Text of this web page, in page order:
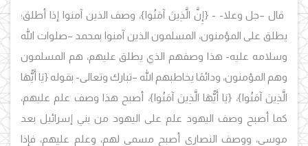
قال –جل وعلا- - {إِنَّ الَّذِينَ آمَنُوا}، وصف الذين آمنوا إذا أطلق؛
يطلق على المؤمنون، المسلمون الذين آمنوا بمحمد –صلوات الله
وسلامه عليه- هذا وصفهم الذي يطلق عليهم، هم المسلمون
وهم المؤمنون، ودائمًا يخاطبهم الله –تبارك وتعالى- بقوله {يَا أَيُّهَا
الَّذِينَ آمَنُوا}، {يَا أَيُّهَا الَّذِينَ آمَنُوا}، أصبح هذا وصف علم عليهم،
كما أصبح وصف اليهود علم على اليهود من بني إسرائيل بعد
موسى، ووصف النصارى أصبح مسمى لهم، وعلم عليهم، فإذا